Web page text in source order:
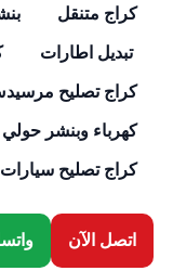
كراج متنقل
تبديل اطارات
كراج تصليح
كهرباء وبنشر حولي
كراج تصليح سيارات
اتصل الآن